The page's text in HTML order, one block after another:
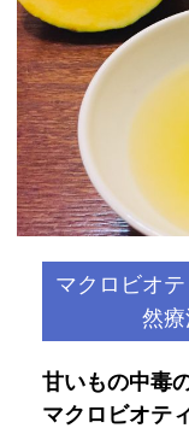
マクロビオ
然
甘いもの中毒
マクロビオテ